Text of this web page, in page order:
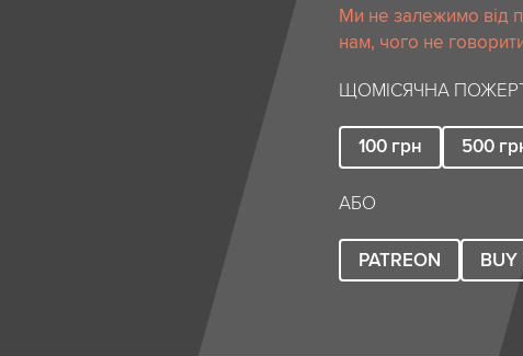
Ми не залежимо від
нам, чого не
ЩОМІСЯЧНА
100 грн 500
АБО
PATREON BUY